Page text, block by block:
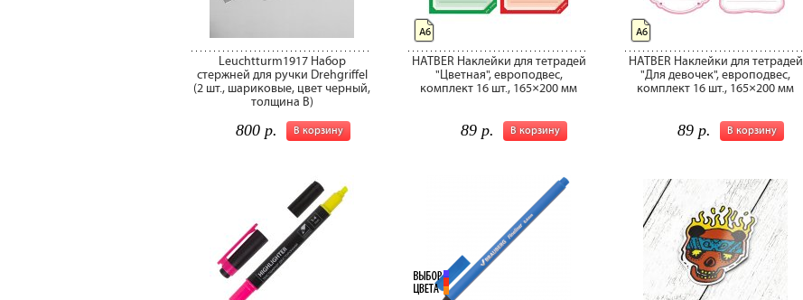
Leuchtturm1917 Набор
стержней для ручки Drehgriffel
(2 шт., шариковые, цвет черный,
толщина В)
В корзину
800 р.
HATBER Наклейки для тетрадей
"Цветная", европодвес,
комплект 16 шт., 165×200 мм
В корзину
89 р.
А6
HATBER Наклейки для тетрадей
"Для девочек", европодвес,
комплект 16 шт., 165×200 мм
В корзину
89 р.
А6